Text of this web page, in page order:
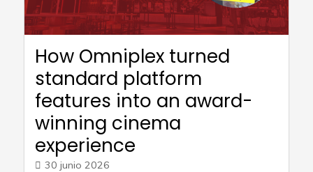
How Omniplex turned
standard platform
features into an award-
winning cinema
experience
30 junio 2026